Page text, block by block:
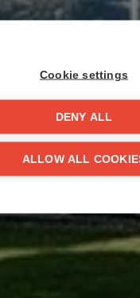
Cookie settings
DENY ALL
ALLOW ALL